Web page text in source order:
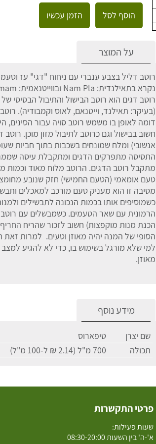
הוסף לסל הזמן עכשיו
על המוצר
רוטב דליל בצבע ענברי עם ניחוח "דגי" עז
רוטב דגים הוא רוטב הבישול והתיבול
(בעיקר: תאילנד, וייטנאם, לאוס וקמבודיה).
דומה לאופן בו משמש רוטב סויה עבור הסינים,
חשוב בבישול וגם כרוטב לתיבול מזון מוכן.
אנשובי) ומלח שמונחים בשכבות בתוך חביות
התסיסה מתפרקים הדגים ומתקבלת עיסה
מתקבל רוטב הדגים. הרוטב מלוח מאוד וכמות
טעם אומאמי (הטעם החמישי) חזק שנובע
מסיבה זו הוא מעניק טעם מורכב למאכלים
כשמוסיפים אותו בכמות הנכונה לתבשילים
הרמונית עם שאר הטעמים. כשמבשלים עם רוטב
הכנת מנות מוקפצות) חשוב לזכור שהריח
הסופי של המנה יהיה מאוזן וטעים. למרות
למי שלא מורגל בשימוש בו, כדי לא להגיע
מאוזן.
מידע נוסף
שם יצרן
טיפארוס
תכולה
700 מ"ל (2.14 ₪ ל-100 מ"ל)
פרטי התקשרות
שעות פעילות:
א'-ה' בין השעות 08:30-20:00